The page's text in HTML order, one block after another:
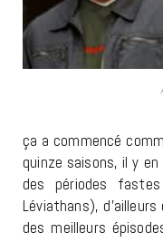
ça a commencé
quinze saisons, il y
des périodes
Léviathans),
des meilleurs